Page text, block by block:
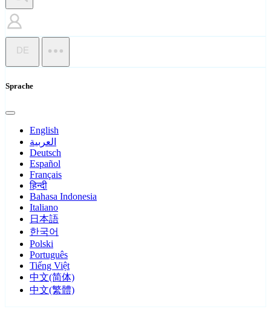
DE
Sprache
English
العربية
Deutsch
Español
Français
हिन्दी
Bahasa Indonesia
Italiano
日本語
한국어
Polski
Português
Tiếng Việt
中文(简体)
中文(繁體)